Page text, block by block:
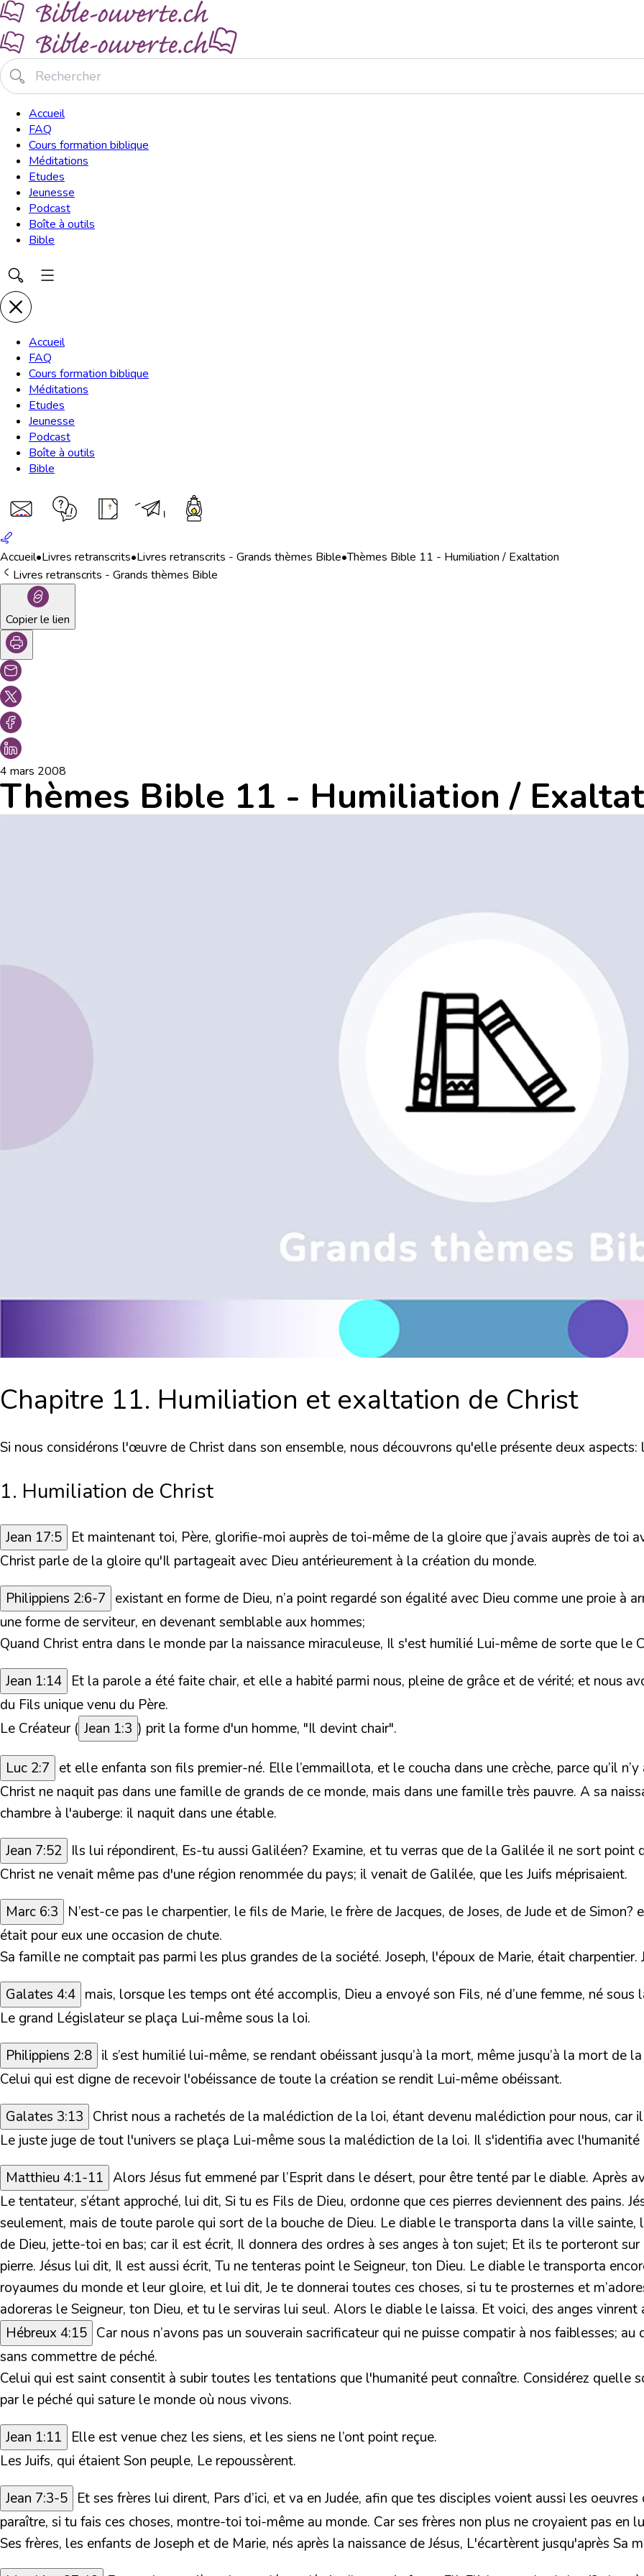
Accueil
FAQ
Cours formation biblique
Méditations
Etudes
Jeunesse
Podcast
Boîte à outils
Bible
Accueil
FAQ
Cours formation biblique
Méditations
Etudes
Jeunesse
Podcast
Boîte à outils
Bible
Accueil•Livres retranscrits•Livres retranscrits - Grands thèmes Bible•Thèmes Bible 11 - Humiliation / Exaltation
Livres retranscrits - Grands thèmes Bible
Copier le lien
4 mars 2008
Thèmes Bible 11 - Humiliation /
Chapitre 11. Humiliation et exaltation de Christ
Si nous considérons l'œuvre de Christ dans son ensemble, nous découvrons qu'elle présente deux
1. Humiliation de Christ
Jean 17:5 Et maintenant toi, Père, glorifie-moi auprès de toi-même de la gloire que j’avais auprès de toi
Christ parle de la gloire qu'Il partageait avec Dieu antérieurement à la création du monde.
Philippiens 2:6-7 existant en forme de Dieu, n’a point regardé son égalité avec Dieu comme une proie à
une forme de serviteur, en devenant semblable aux hommes;
Quand Christ entra dans le monde par la naissance miraculeuse, Il s'est humilié Lui-même de sorte que le
Jean 1:14 Et la parole a été faite chair, et elle a habité parmi nous, pleine de grâce et de vérité; et nous
du Fils unique venu du Père.
Le Créateur ( Jean 1:3 ) prit la forme d'un homme, "Il devint chair".
Luc 2:7 et elle enfanta son fils premier-né. Elle l’emmaillota, et le coucha dans une crèche, parce qu’il
Christ ne naquit pas dans une famille de grands de ce monde, mais dans une famille très pauvre. A sa
chambre à l'auberge: il naquit dans une étable.
Jean 7:52 Ils lui répondirent, Es-tu aussi Galiléen? Examine, et tu verras que de la Galilée il ne sort point
Christ ne venait même pas d'une région renommée du pays; il venait de Galilée, que les Juifs méprisaient.
Marc 6:3
N’est-ce pas le charpentier, le fils de Marie, le frère de Jacques, de Joses, de Jude et de
était pour eux une occasion de chute.
Sa famille ne comptait pas parmi les plus grandes de la société. Joseph, l'époux de Marie, était charpentier.
Galates 4:4 mais, lorsque les temps ont été accomplis, Dieu a envoyé son Fils, né d’une femme, né sous
Le grand Législateur se plaça Lui-même sous la loi.
Philippiens 2:8 il s’est humilié lui-même, se rendant obéissant jusqu’à la mort, même jusqu’à la mort de
Celui qui est digne de recevoir l'obéissance de toute la création se rendit Lui-même obéissant.
Galates 3:13 Christ nous a rachetés de la malédiction de la loi, étant devenu malédiction pour nous, car
Le juste juge de tout l'univers se plaça Lui-même sous la malédiction de la loi. Il s'identifia avec l'humanité
Matthieu 4:1-11 Alors Jésus fut emmené par l’Esprit dans le désert, pour être tenté par le diable. Après
Le tentateur, s’étant approché, lui dit, Si tu es Fils de Dieu, ordonne que ces pierres deviennent des pains.
seulement, mais de toute parole qui sort de la bouche de Dieu. Le diable le transporta dans la ville
de Dieu, jette-toi en bas; car il est écrit, Il donnera des ordres à ses anges à ton sujet; Et ils te porteront
pierre. Jésus lui dit, Il est aussi écrit, Tu ne tenteras point le Seigneur, ton Dieu. Le diable le transporta
royaumes du monde et leur gloire, et lui dit, Je te donnerai toutes ces choses, si tu te prosternes et
adoreras le Seigneur, ton Dieu, et tu le serviras lui seul. Alors le diable le laissa. Et voici, des anges vinrent
Hébreux 4:15 Car nous n’avons pas un souverain sacrificateur qui ne puisse compatir à nos faiblesses;
sans commettre de péché.
Celui qui est saint consentit à subir toutes les tentations que l'humanité peut connaître. Considérez quelle
par le péché qui sature le monde où nous vivons.
Jean 1:11
Elle est venue chez les siens, et les siens ne l’ont point reçue.
Les Juifs, qui étaient Son peuple, Le repoussèrent.
Jean 7:3-5 Et ses frères lui dirent, Pars d’ici, et va en Judée, afin que tes disciples voient aussi les
paraître, si tu fais ces choses, montre-toi toi-même au monde. Car ses frères non plus ne croyaient pas en
Ses frères, les enfants de Joseph et de Marie, nés après la naissance de Jésus, L'écartèrent jusqu'après Sa